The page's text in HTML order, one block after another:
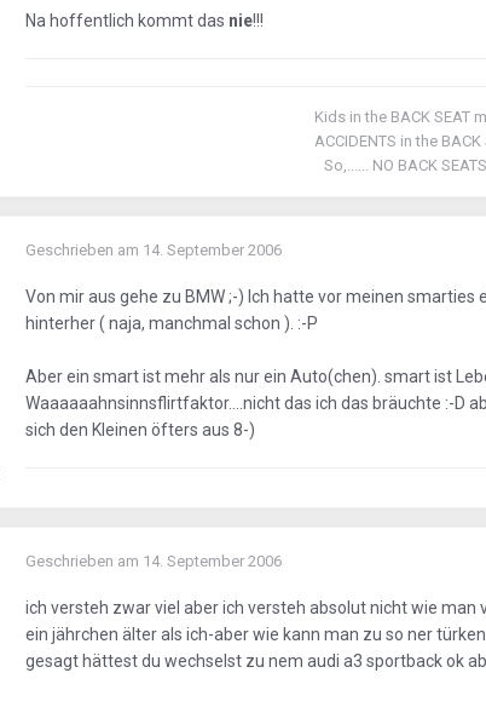
Na hoffentlich kommt das nie!!!
Kids in the BACK SEAT
ACCIDENTS in the
So,...... NO BACK
Geschrieben am 14. September 2006
Von mir aus gehe zu BMW ;-) Ich hatte vor meinen smarties
hinterher ( naja, manchmal schon ). :-P
Aber ein smart ist mehr als nur ein Auto(chen). smart ist
Waaaaaahnsinnsflirtfaktor....nicht das ich das bräuchte :-D
sich den Kleinen öfters aus 8-)
Geschrieben am 14. September 2006
ich versteh zwar viel aber ich versteh absolut nicht wie
ein jährchen älter als ich-aber wie kann man zu so ner
gesagt hättest du wechselst zu nem audi a3 sportback ok